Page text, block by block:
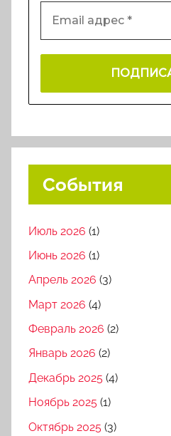
События
Июль 2026 (1)
Июнь 2026 (1)
Апрель 2026 (3)
Март 2026 (4)
Февраль 2026 (2)
Январь 2026 (2)
Декабрь 2025 (4)
Ноябрь 2025 (1)
Октябрь 2025 (3)